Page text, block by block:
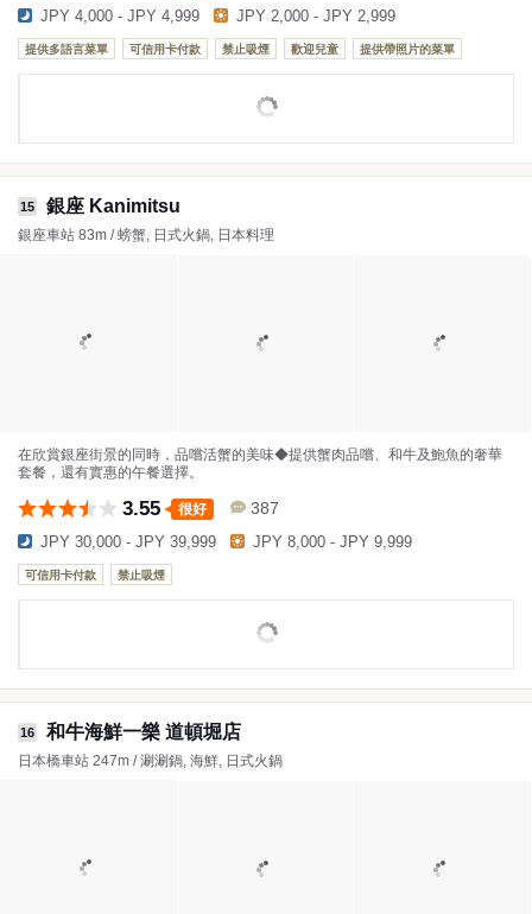
JPY 4,000 - JPY 4,999 JPY 2,000 - JPY 2,999
提供多語言菜單 可信用卡付款 禁止吸煙 歡迎兒童 提供帶照片的菜單
15 銀座 Kanimitsu
銀座車站 83m / 螃蟹, 日式火鍋, 日本料理
在欣賞銀座街景的同時，品嚐活蟹的美味◆提供蟹肉品嚐、和牛及鮑魚的奢華
套餐，還有實惠的午餐選擇。
3.55 很好 387
JPY 30,000 - JPY 39,999 JPY 8,000 - JPY 9,999
可信用卡付款 禁止吸煙
16 和牛海鮮一樂 道頓堀店
日本橋車站 247m / 涮涮鍋, 海鮮, 日式火鍋